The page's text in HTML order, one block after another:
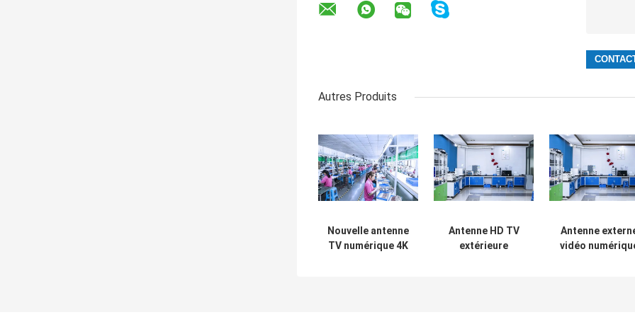
Autres Produits
Nouvelle antenne
TV numérique 4K
Antenne HD TV
extérieure
Antenne
vidéo